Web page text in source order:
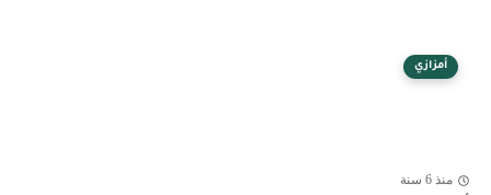
أمزازي
منذ 6 سنة